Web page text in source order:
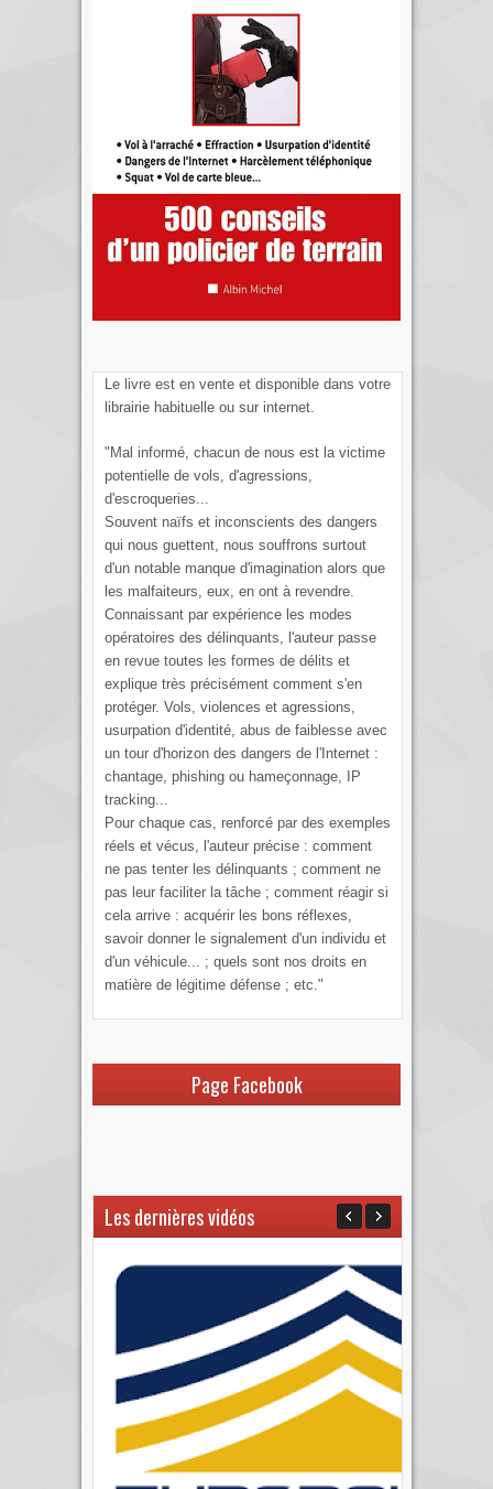
Le livre est en vente et disponible dans votre
librairie habituelle ou sur internet.
"Mal informé, chacun de nous est la victime
potentielle de vols, d'agressions,
d'escroqueries...
Souvent naïfs et inconscients des dangers
qui nous guettent, nous souffrons surtout
d'un notable manque d'imagination alors que
les malfaiteurs, eux, en ont à revendre.
Connaissant par expérience les modes
opératoires des délinquants, l'auteur passe
en revue toutes les formes de délits et
explique très précisément comment s'en
protéger. Vols, violences et agressions,
usurpation d'identité, abus de faiblesse avec
un tour d'horizon des dangers de l'Internet :
chantage, phishing ou hameçonnage, IP
tracking...
Pour chaque cas, renforcé par des exemples
réels et vécus, l'auteur précise : comment
ne pas tenter les délinquants ; comment ne
pas leur faciliter la tâche ; comment réagir si
cela arrive : acquérir les bons réflexes,
savoir donner le signalement d'un individu et
d'un véhicule... ; quels sont nos droits en
matière de légitime défense ; etc."
Page Facebook
Les dernières vidéos